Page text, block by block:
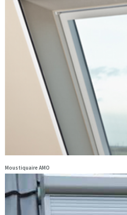
Moustiquaire AMO